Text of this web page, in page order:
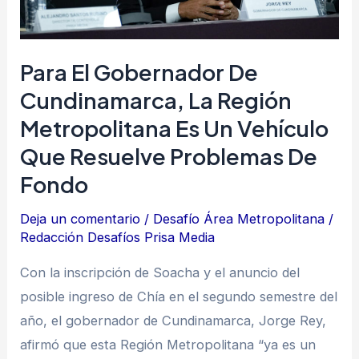
Para El Gobernador De
Cundinamarca, La Región
Metropolitana Es Un Vehículo
Que Resuelve Problemas De
Fondo
Deja un comentario / Desafío Área Metropolitana /
Redacción Desafíos Prisa Media
Con la inscripción de Soacha y el anuncio del
posible ingreso de Chía en el segundo semestre del
año, el gobernador de Cundinamarca, Jorge Rey,
afirmó que esta Región Metropolitana “ya es un
Metropolitana
es
vehículo
que
resuelve
problemas
de
fondo